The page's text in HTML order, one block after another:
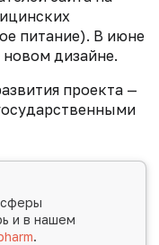
питание). В июне
дизайне.
проекта —
и в нашем
.